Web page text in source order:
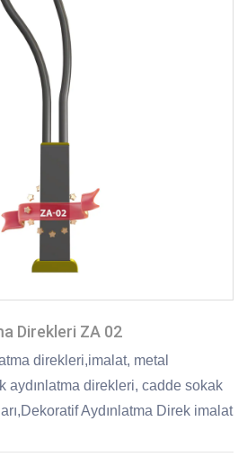
Direkleri ZA 02
direkleri,imalat, metal
aydınlatma direkleri, cadde sokak
Aydınlatma Direk imalat